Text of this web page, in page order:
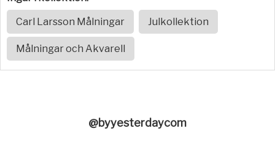
Carl Larsson Målningar Julkollektion
Målningar och Akvarell
@byyesterdaycom